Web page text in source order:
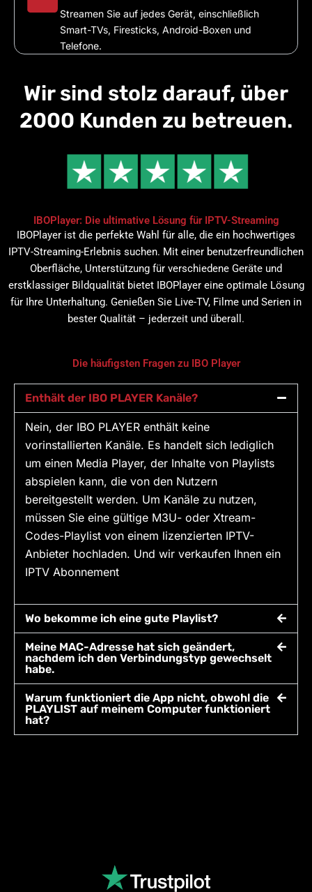
Streamen Sie auf jedes Gerät, einschließlich
Smart-TVs, Firesticks, Android-Boxen und
Telefone.
Wir sind stolz darauf, über
2000 Kunden zu betreuen.
IBOPlayer: Die ultimative Lösung für IPTV-Streaming
IBOPlayer ist die perfekte Wahl für alle, die ein hochwertiges
IPTV-Streaming-Erlebnis suchen. Mit einer benutzerfreundlichen
Oberfläche, Unterstützung für verschiedene Geräte und
erstklassiger Bildqualität bietet IBOPlayer eine optimale Lösung
für Ihre Unterhaltung. Genießen Sie Live-TV, Filme und Serien in
bester Qualität – jederzeit und überall.
Die häufigsten Fragen zu IBO Player
Enthält der IBO PLAYER Kanäle?
Nein, der IBO PLAYER enthält keine
vorinstallierten Kanäle. Es handelt sich lediglich
um einen Media Player, der Inhalte von Playlists
abspielen kann, die von den Nutzern
bereitgestellt werden. Um Kanäle zu nutzen,
müssen Sie eine gültige M3U- oder Xtream-
Codes-Playlist von einem lizenzierten IPTV-
Anbieter hochladen. Und wir verkaufen Ihnen ein
IPTV Abonnement
Wo bekomme ich eine gute Playlist?
Meine MAC-Adresse hat sich geändert,
nachdem ich den Verbindungstyp gewechselt
habe.
Warum funktioniert die App nicht, obwohl die
PLAYLIST auf meinem Computer funktioniert
hat?